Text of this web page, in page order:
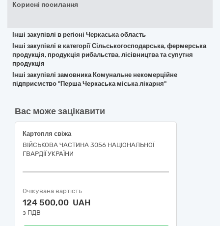
Корисні посилання
Інші закупівлі в регіоні Черкаська область
Інші закупівлі в категорії Сільськогосподарська, фермерська
продукція, продукція рибальства, лісівництва та супутня
продукція
Інші закупівлі замовника Комунальне некомерційне
підприємство "Перша Черкаська міська лікарня"
Вас може зацікавити
Картопля свіжа
ВІЙСЬКОВА ЧАСТИНА 3056 НАЦІОНАЛЬНОЇ
ГВАРДІЇ УКРАЇНИ
Очікувана вартість
124 500,00 UAH
з ПДВ